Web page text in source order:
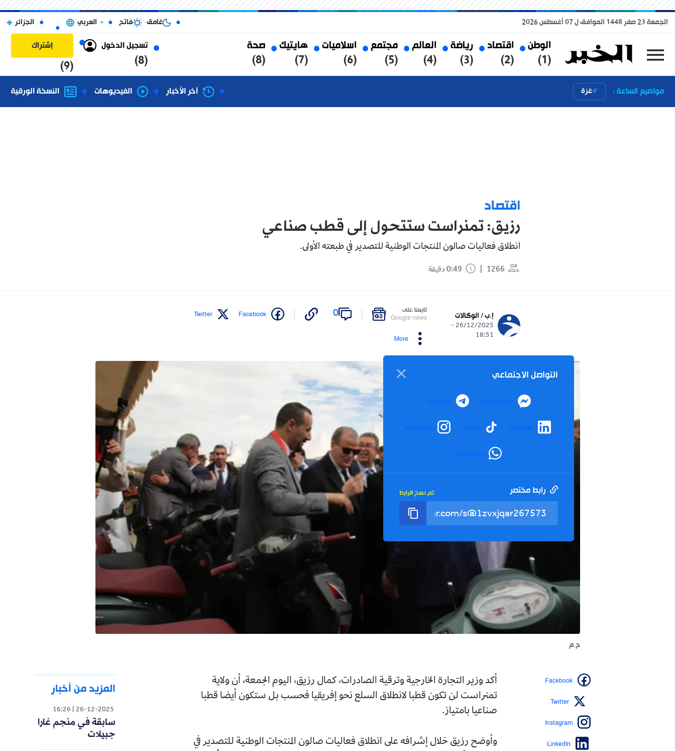
الوطن
(1)
اقتصاد
(2)
رياضة
(3)
العالم
(4)
مجتمع
(5)
اسلاميات
(6)
هايتيك
(7)
صحة
(8)
تسجيل الدخول
(8)
إشتراك
(9)
الجمعة 23 صفر 1448 الموافق ل 07 أغسطس 2026 غامق فاتح العربي الجزائر
مواضيع الساعة : غزة آخر الأخبار الفيديوهات النسخة الورقية
اقتصاد
رزيق: تمنراست ستتحول إلى قطب صناعي
انطلاق فعاليات صالون المنتجات الوطنية للتصدير في طبعته الأولى.
1266
إ.ب / الوكالات
26/12/2025 -
18:51
تابعنا على
Google news
0
Facebook
Twitter
More
التواصل الاجتماعي
Messenger
Telegram
LinkedIn
TikTok
Instagram
WhatsApp
رابط مختصر تم نسخ الرابط
ح.م
أكد وزير التجارة الخارجية وترقية الصادرات، كمال رزيق، اليوم الجمعة، أن ولاية
تمنراست لن تكون قطبا لانطلاق السلع نحو إفريقيا فحسب بل ستكون أيضا قطبا
صناعيا بامتياز.
وأوضح رزيق خلال إشرافه على انطلاق فعاليات صالون المنتجات الوطنية للتصدير في
Facebook
Twitter
Instagram
LinkedIn
المزيد من أخبار
26-12-2025
16:26
سابقة في منجم غارا
جبيلات